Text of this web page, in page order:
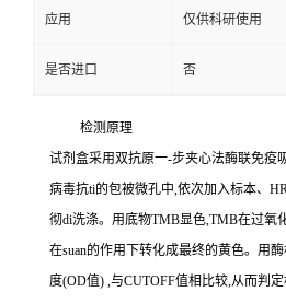
应用 仅供科研使用
是否进口 否
检测原理
试剂盒采用双抗原一-步夹心法酶联免疫
病毒抗ti的包被微孔中,依次加入标本、
彻di洗涤。用底物TMB显色,TMB在过氧
在suan的作用下转化成最终的黄色。用
度(OD值) ,与CUTOFF值相比较,从而判